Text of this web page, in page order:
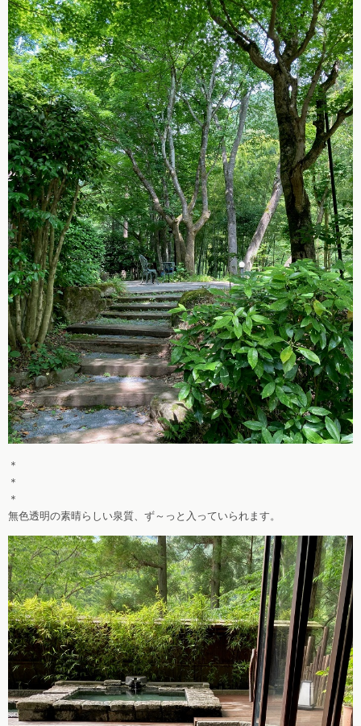
＊
＊
＊
無色透明の素晴らしい泉質、ず～っと入っていられます。